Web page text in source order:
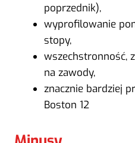
poprzednik),
wyprofilowanie
stopy,
wszechstronność,
na zawody,
znacznie bardziej
Boston 12